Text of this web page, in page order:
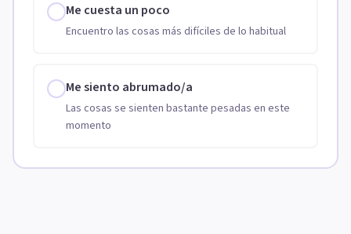
Me cuesta un poco
Encuentro las cosas más difíciles de lo habitual
Me siento abrumado/a
Las cosas se sienten bastante pesadas en este
momento